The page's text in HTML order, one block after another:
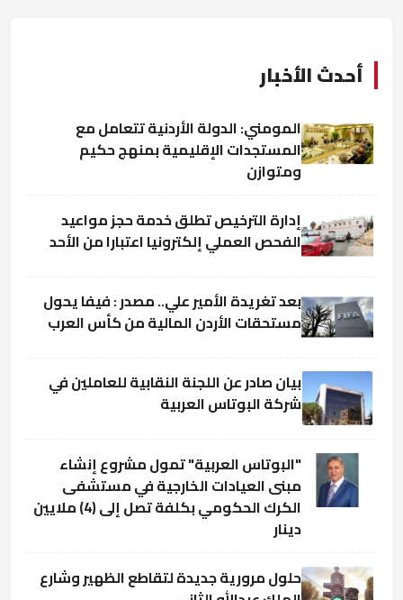
أحدث الأخبار
المومني: الدولة الأردنية تتعامل مع
المستجدات الإقليمية بمنهج حكيم
ومتوازن
إدارة الترخيص تطلق خدمة حجز مواعيد
الفحص العملي إلكترونيا اعتبارا من الأحد
بعد تغريدة الأمير علي.. مصدر : فيفا يحول
مستحقات الأردن المالية من كأس العرب
بيان صادر عن اللجنة النقابية للعاملين في
شركة البوتاس العربية
"البوتاس العربية" تمول مشروع إنشاء
مبنى العيادات الخارجية في مستشفى
الكرك الحكومي بكلفة تصل إلى (4) ملايين
دينار
حلول مرورية جديدة لتقاطع الظهير وشارع